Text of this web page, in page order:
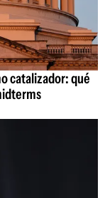
catalizador: qué